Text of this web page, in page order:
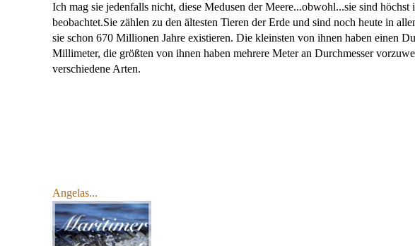
Ich mag sie jedenfalls nicht, diese Medusen der Meere...obwohl...sie sind höchst
beobachtet.Sie zählen zu den ältesten Tieren der Erde und sind noch heute in
sie schon 670 Millionen Jahre existieren. Die kleinsten von ihnen haben einen
Millimeter, die größten von ihnen haben mehrere Meter an Durchmesser
verschiedene Arten.
Angelas...